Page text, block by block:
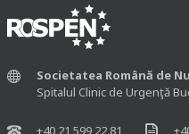
Societatea Română de
Spitalul Clinic de Urgenţă
+40 21 599 22 81